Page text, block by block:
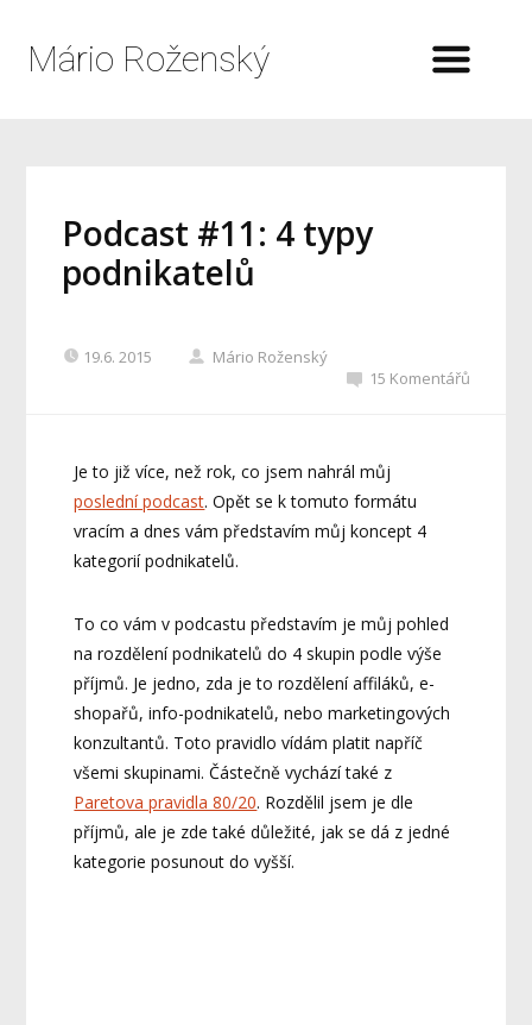
Mário Roženský
Podcast #11: 4 typy
podnikatelů
19.6. 2015
Mário Roženský
15 Komentářů
Je to již více, než rok, co jsem nahrál můj
poslední podcast. Opět se k tomuto formátu
vracím a dnes vám představím můj koncept 4
kategorií podnikatelů.
To co vám v podcastu představím je můj pohled
na rozdělení podnikatelů do 4 skupin podle výše
příjmů. Je jedno, zda je to rozdělení affiláků, e-
shopařů, info-podnikatelů, nebo marketingových
konzultantů. Toto pravidlo vídám platit napříč
všemi skupinami. Částečně vychází také z
Paretova pravidla 80/20. Rozdělil jsem je dle
příjmů, ale je zde také důležité, jak se dá z jedné
kategorie posunout do vyšší.